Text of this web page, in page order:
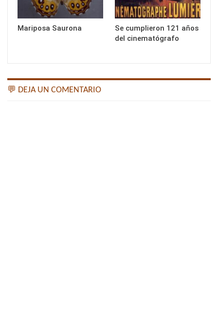
Mariposa Saurona
Se cumplieron 121 años
del cinematógrafo
💬 DEJA UN COMENTARIO